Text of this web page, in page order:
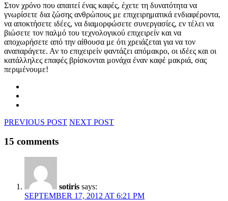
Στον χρόνο που απαιτεί ένας καφές, έχετε τη δυνατότητα να
γνωρίσετε δια ζώσης ανθρώπους με επιχειρηματικά ενδιαφέροντα,
να αποκτήσετε ιδέες, να διαμορφώσετε συνεργασίες, εν τέλει να
βιώσετε τον παλμό του τεχνολογικού επιχειρείν και να
αποχωρήσετε από την αίθουσα με ότι χρειάζεται για να τον
αναπαράγετε. Αν το επιχειρείν φαντάζει απόμακρο, οι ιδέες και οι
κατάλληλες επαφές βρίσκονται μονάχα έναν καφέ μακριά, σας
περιμένουμε!
PREVIOUS POST NEXT POST
15 comments
sotiris says:
SEPTEMBER 17, 2012 AT 6:21 PM